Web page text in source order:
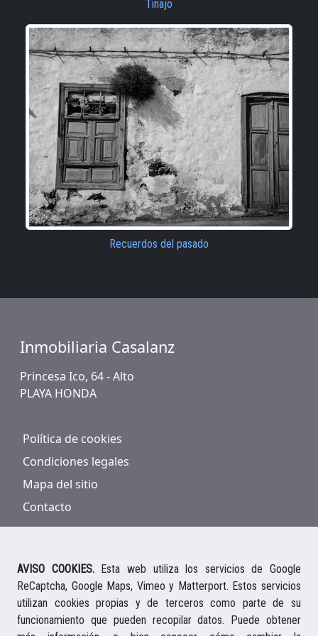
Tinajo
Recuerdos del pasado
Inmobiliaria Casalanz
Princesa Ico, 64 - Alto
PLAYA HONDA
Política de cookies
Condiciones legales
Mapa del sitio
Contacto
928 816 293 / 661 578 297
Ihre deutsche Ansprechpartnerin
AVISO COOKIES.Esta web utiliza los servicios de Google
ReCaptcha, Google Maps, Vimeo y Matterport. Estos servicios
utilizan cookies propias y de terceros como parte de su
funcionamiento que pueden recopilar datos. Puede obtener